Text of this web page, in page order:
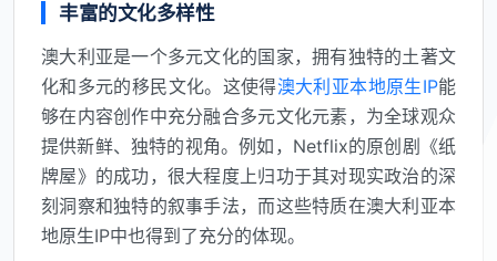
丰富的文化多样性
澳大利亚是一个多元文化的国家，拥有独特的土著文
化和多元的移民文化。这使得澳大利亚本地原生IP能
够在内容创作中充分融合多元文化元素，为全球观众
提供新鲜、独特的视角。例如，Netflix的原创剧《纸
牌屋》的成功，很大程度上归功于其对现实政治的深
刻洞察和独特的叙事手法，而这些特质在澳大利亚本
地原生IP中也得到了充分的体现。